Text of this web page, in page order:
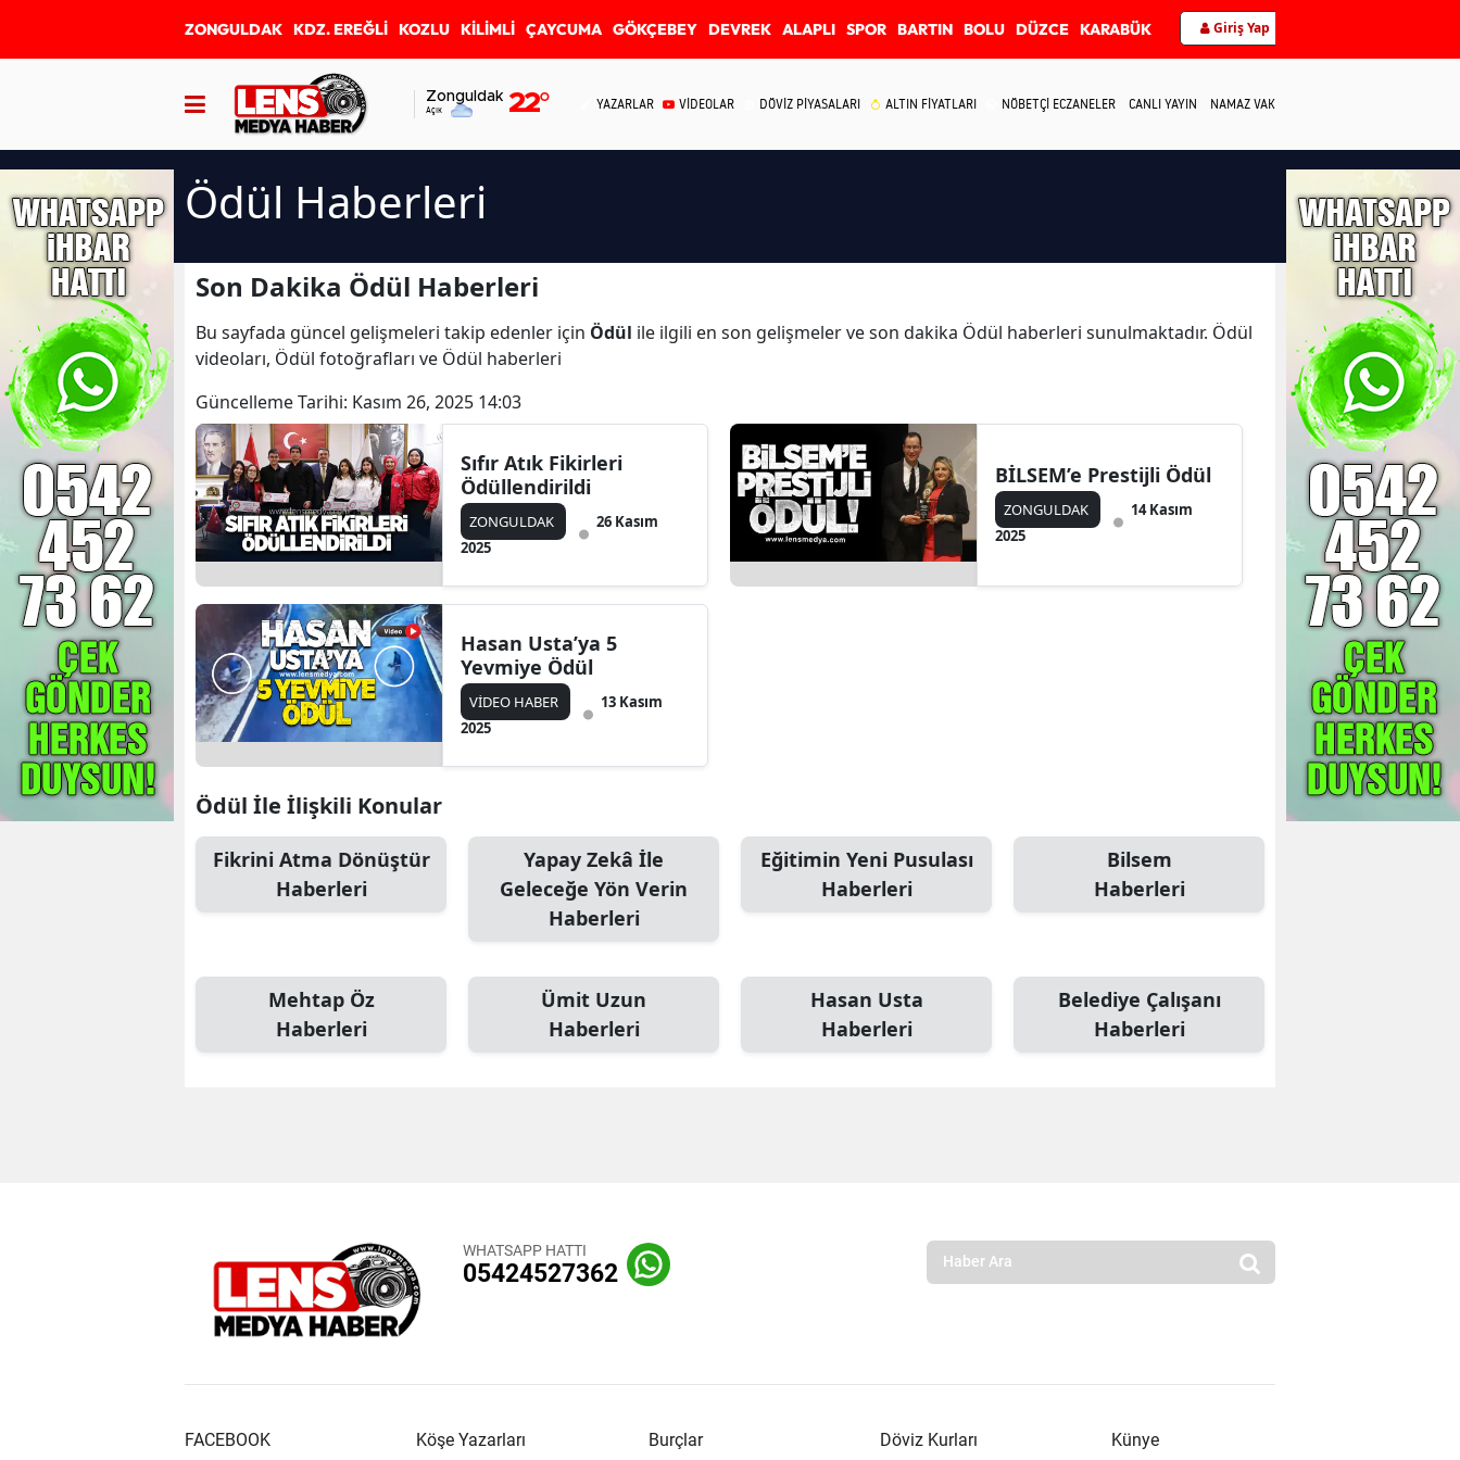
ZONGULDAK KDZ. EREĞLİ KOZLU KİLİMLİ ÇAYCUMA GÖKÇEBEY DEVREK ALAPLI SPOR BARTIN BOLU DÜZCE KARABÜK Giriş Yap
Zonguldak
Açık 22° YAZARLAR VİDEOLAR DÖVİZ PİYASALARI ALTIN FİYATLARI NÖBETÇİ ECZANELER CANLI YAYIN NAMAZ VAKİTLERİ
Ödül Haberleri
Son Dakika Ödül Haberleri
Bu sayfada güncel gelişmeleri takip edenler için Ödül ile ilgili en son gelişmeler ve son dakika Ödül haberleri sunulmaktadır. Ödül
videoları, Ödül fotoğrafları ve Ödül haberleri
Güncelleme Tarihi: Kasım 26, 2025 14:03
Sıfır Atık Fikirleri
Ödüllendirildi
ZONGULDAK
26 Kasım
2025
BİLSEM’e Prestijli Ödül
ZONGULDAK
14 Kasım
2025
Hasan Usta’ya 5
Yevmiye Ödül
VİDEO HABER
13 Kasım
2025
Ödül İle İlişkili Konular
Fikrini Atma Dönüştür
Haberleri
Yapay Zekâ İle
Geleceğe Yön Verin
Haberleri
Eğitimin Yeni Pusulası
Haberleri
Bilsem
Haberleri
Mehtap Öz
Haberleri
Ümit Uzun
Haberleri
Hasan Usta
Haberleri
Belediye Çalışanı
Haberleri
WHATSAPP HATTI
05424527362
FACEBOOK Köşe Yazarları Burçlar Döviz Kurları Künye